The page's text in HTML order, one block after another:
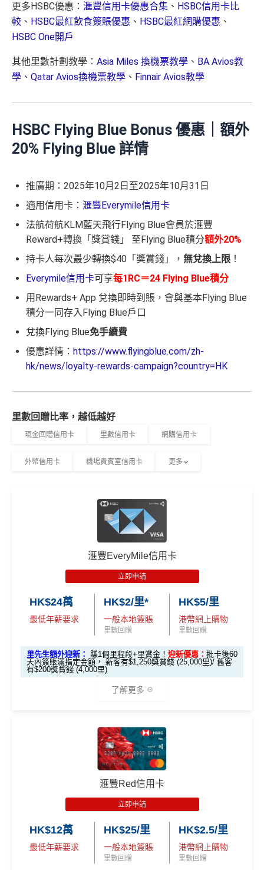
更多HSBC優惠： 滙豐信用卡優惠合集 、 HSBC信用卡比
較 、 HSBC最紅飲食簽賬優惠 、 HSBC最紅網購優惠 、
HSBC One開戶
其他里數計劃教學： Asia Miles 換機票教學 、 BA Avios教
學 、 Qatar Avios換機票教學 、 Finnair Avios教學
HSBC Flying Blue Bonus 優惠｜額外
20% Flying Blue 詳情
推廣期：2025年10月2日至2025年10月31日
適用信用卡： 滙豐Everymile信用卡
法航荷航KLM藍天飛行Flying Blue會員於滙豐
Reward+轉換「獎賞錢」 至Flying Blue積分額外20%
持卡人每次最少轉換$40「獎賞錢」， 無兌換上限 ！
Everymile信用卡可享每1RC＝24 Flying Blue積分
用Rewards+ App 兌換即時到賬，會與基本Flying Blue
積分一同存入Flying Blue戶口
兌換Flying Blue免手續費
優惠詳情： https://www.flyingblue.com/zh-
hk/news/loyalty-rewards-campaign?country=HK
里數回贈比率，越低越好
現金回贈信用卡 里數信用卡 網購信用卡
外幣信用卡 機場貴賓室信用卡 更多
滙豐EveryMile信用卡
立即申請
HK$24萬
最低年薪要求
HK$2/里*
一般本地簽賬
里數回贈
HK$5/里
港幣網上購物
里數回贈
里先生額外迎新： 賺1個里程段+里賞金！ 迎新優惠： 批卡後60
天內簽賬滿指定金額， 新客有$1,250獎賞錢 (25,000里)/ 舊客
有$200獎賞錢 (4,000里)
了解更多
*本地交通出行簽賬、本地咖啡店及輕便美食簽賬及網上
娛樂平台簽賬高達2.5%回贈，詳情睇返
滙豐EveryMile信用卡迎新
滙豐 EveryMile信用卡申請網址
MrMiles.hk/hsbc-mile-a
pply
申請完填Form
MrMiles.hk/hsbc-em-for
滙豐Red信用卡
立即申請
HK$12萬
最低年薪要求
HK$25/里
一般本地簽賬
里數回贈
HK$2.5/里
港幣網上購物
里數回贈